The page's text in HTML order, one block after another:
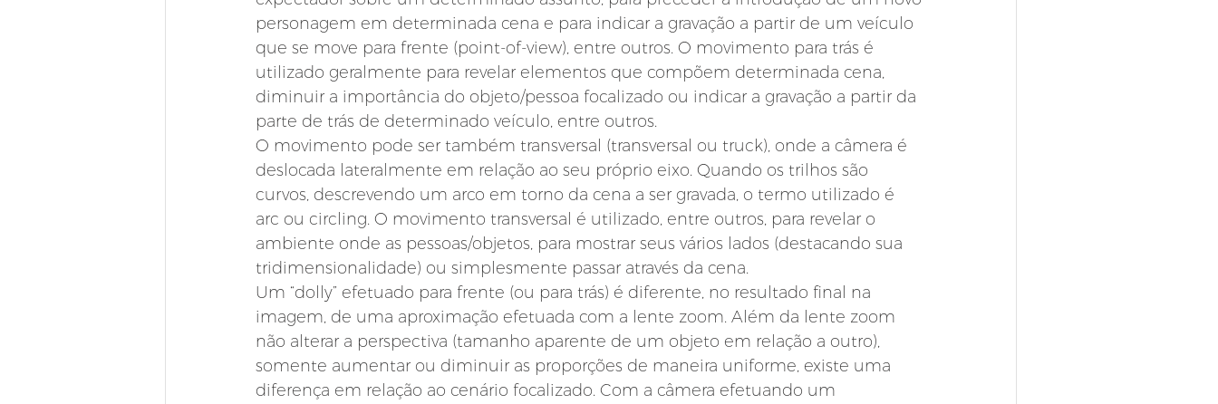
personagem em determinada cena e para indicar a gravação a partir de um veículo
que se move para frente (point-of-view), entre outros. O movimento para trás é
utilizado geralmente para revelar elementos que compõem determinada cena,
diminuir a importância do objeto/pessoa focalizado ou indicar a gravação a partir da
parte de trás de determinado veículo, entre outros.
O movimento pode ser também transversal (transversal ou truck), onde a câmera é
deslocada lateralmente em relação ao seu próprio eixo. Quando os trilhos são
curvos, descrevendo um arco em torno da cena a ser gravada, o termo utilizado é
arc ou circling. O movimento transversal é utilizado, entre outros, para revelar o
ambiente onde as pessoas/objetos, para mostrar seus vários lados (destacando sua
tridimensionalidade) ou simplesmente passar através da cena.
Um “dolly” efetuado para frente (ou para trás) é diferente, no resultado final na
imagem, de uma aproximação efetuada com a lente zoom. Além da lente zoom
não alterar a perspectiva (tamanho aparente de um objeto em relação a outro),
somente aumentar ou diminuir as proporções de maneira uniforme, existe uma
diferença em relação ao cenário focalizado. Com a câmera efetuando um